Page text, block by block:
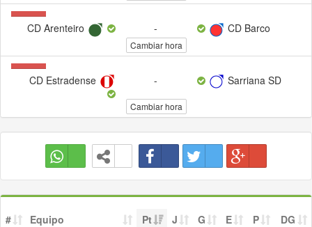
2
(100%)
CD Arenteiro - CD Barco
Cambiar hora
2
(100%)
CD Estradense - Sarriana SD
Cambiar hora
# Equipo Pt J G E P
DG